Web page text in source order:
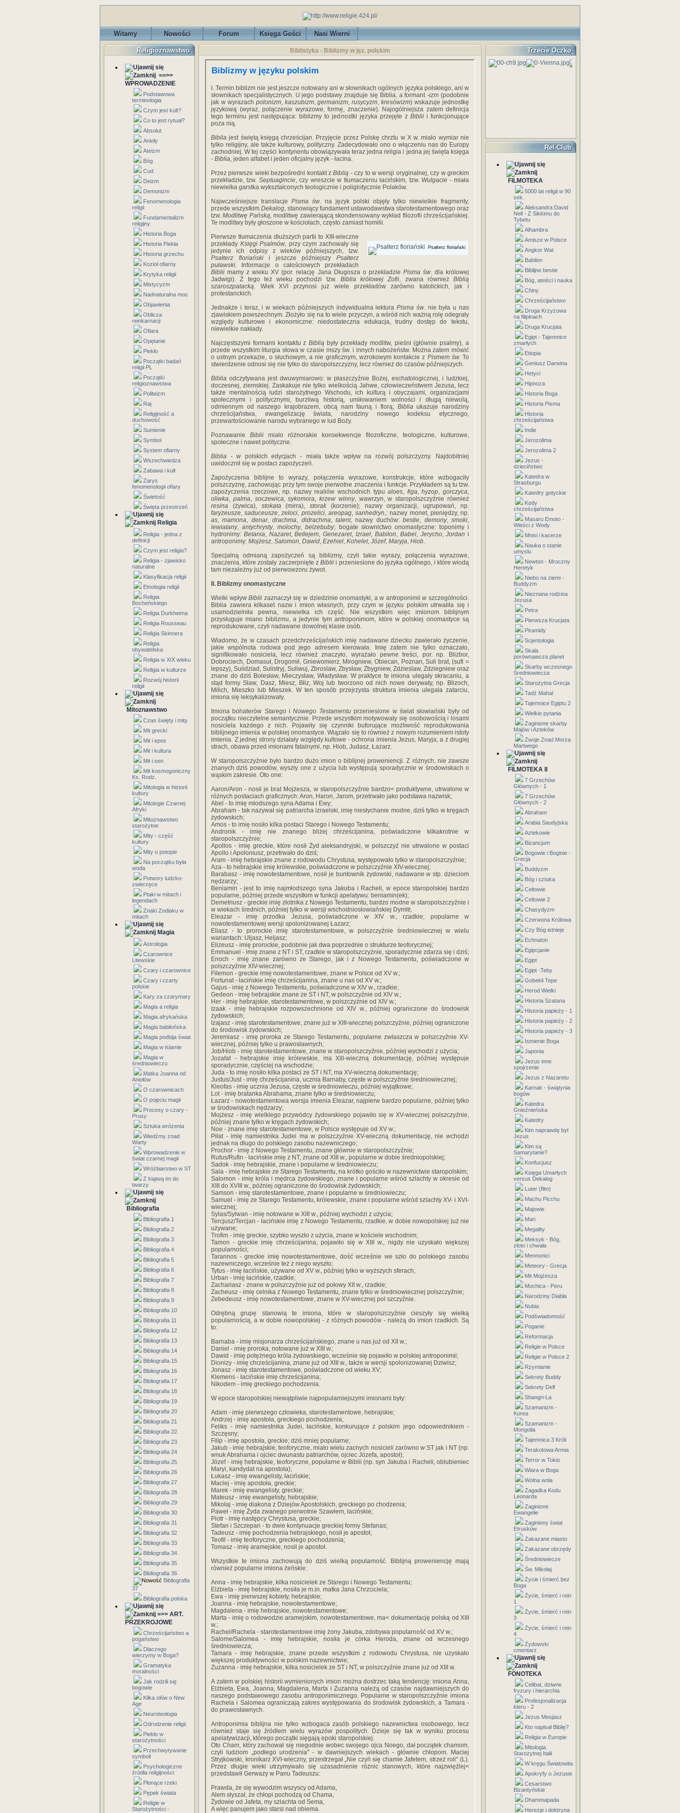
Witamy Nowości Forum Księga Gości Nasi Wierni
Religioznawstwo
==>>
WPROWADZENIE
Podstawowa
terminologia
Czym jest kult?
Co to jest rytuał?
Absolut
Anioły
Ateizm
Bóg
Cud
Deizm
Demonizm
Fenomenologia
religii
Fundamentalizm
religijny
Historia Boga
Historia Piekła
Historia grzechu
Kozioł ofiarny
Krytyka religii
Mistycyzm
Nadnaturalna moc
Objawienia
Oblicza
reinkarnacji
Ofiara
Opętanie
Piekło
Początki badań
religii PL
Początki
religioznawstwa
Politeizm
Raj
Religijność a
duchowość
Sumienie
Symbol
System ofiarny
Wszechwiedza
Zabawa i kult
Zarys
fenomenologii ofiary
Świetość
Święta przestrzeń
Religia
Religia - jedna z
definicji
Czym jest religia?
Religia - zjawisko
naturalne
Klasyfikacja religii
Etnologia religii
Religia
Bocheńskiego
Religia Durkheima
Religia Rousseau
Religia Skinnera
Religia
obywatelska
Religia w XIX wieku
Religia w kulturze
Rozwój historii
religii
Mitoznawstwo
Czas święty i mity
Mit grecki
Mit i epos
Mit i kultura
Mit i sen
Mit kosmogoniczny
Ks. Rodz.
Mitologia w historii
kultury
Mitologie Czarnej
Afryki
Mitoznawstwo
starożytne
Mity - część
kultury
Mity o potopie
Na początku była
woda
Potwory ludzko-
zwierzęce
Ptaki w mitach i
legendach
Znaki Zodiaku w
mitach
Magia
Astrologia
Czarownice
Litewskie
Czary i czarownice
Czary i czarty
polskie
Kary za czarymary
Magia a religia
Magia afrykańska
Magia babilońska
Magia podbija świat
Magia w islamie
Magia w
średniowieczu
Matka Joanna od
Aniołów
O czarownicach
O pojęciu magii
Procesy o czary -
Prusy
Sztuka wróżenia
Wiedźmy znad
Warty
Wprowadzenie w
świat czarnej magii
Wróżbiarstwo w ST
Z klątwą im do
twarzy
Bibliografia
Bibliografia 1
Bibliografia 2
Bibliografia 3
Bibliografia 4
Bibliografia 5
Bibliografia 6
Bibliografia 7
Bibliografia 8
Bibliografia 9
Bibliografia 10
Bibliografia 11
Bibliografia 12
Bibliografia 13
Bibliografia 14
Bibliografia 15
Bibliografia 16
Bibliografia 17
Bibliografia 18
Bibliografia 19
Bibliografia 20
Bibliografia 21
Bibliografia 22
Bibliografia 23
Bibliografia 24
Bibliografia 25
Bibliografia 26
Bibliografia 27
Bibliografia 28
Bibliografia 29
Bibliografia 30
Bibliografia 31
Bibliografia 32
Bibliografia 33
Bibliografia 34
Bibliografia 35
Bibliografia 36
Bibliografia
37
Bibliografia polska
=>> ART.
PRZEKROJOWE
Chrześcijaństwo a
pogaństwo
Dlaczego
wierzymy w Boga?
Gramatyka
moralności
Jak rodzili się
bogowie
Kilka słów o New
Age
Neuroteologia
Odrodzenie religii
Piekło w
starożytności
Przechwytywanie
symboli
Psychologiczne
źródła religijności
Płonące rzeki
Pępek świata
Religie w
Starożytności -
Biblistyka - Biblizmy w jęz. polskim
Biblizmy w języku polskim
I. Termin biblizm nie jest jeszcze notowany ani w słownikach ogólnych języka polskiego, ani w
słownikach specjalistycznych. U jego podstawy znajduje się Biblia, a formant-izm (podobnie
jak w wyrazach polonizm, kaszubizm,germanizm,rusycyzm,kresówizm) wskazuje jednostkę
językową (wyraz, połączenie wyrazowe, formę, znaczenie). Najogólniejsza zatem definicja
tego terminu jest następująca: biblizmy to jednostki języka przejęte z Bibliii funkcjonujące
poza nią.
Biblia jest świętą księgą chrześcijan. Przyjęcie przez Polskę chrztu w X w. miało wymiar nie
tylko religijny, ale także kulturowy, polityczny. Zadecydowało ono o włączeniu nas do Europy
zachodniej. W tej części kontynentu obowiązywała teraz jedna religia i jedna jej święta księga
- Biblia, jeden alfabet i jeden oficjalny język - łacina.
Przez pierwsze wieki bezpośredni kontakt zBiblią - czy to w wersji oryginalnej, czy w greckim
przekładzie, tzw. Septuagincie, czy wreszcie w tłumaczeniu łacińskim, tzw. Wulgacie - miała
niewielka garstka wykształconych teologicznie i poliglotycznie Polaków.
Najwcześniejsze translacje Pisma św. na język polski objęły tylko niewielkie fragmenty,
przede wszystkim Dekalog, stanowiący fundament ustawodawstwa starotestamentowego oraz
tzw.Modlitwę Pańską, modlitwę zawierającą skondensowany wykład filozofii chrześcijańskiej.
Te modlitwy były głoszone w kościołach, często zamiast homilii.
Psałterz floriański
Pierwsze tłumaczenia dłuższych partii to XIII-wieczne
przekłady Księgi Psalmów, przy czym zachowały się
jedynie ich odpisy z wieków późniejszych, tzw.
Psałterz floriańskii jeszcze późniejszyPsałterz
puławski. Informacje o całościowych przekładach
Bibliimamy z wieku XV (por. relację Jana Długosza o przekładzie Pisma św. dla królowej
Jadwigi). Z tego też wieku pochodzi tzw. Biblia królowej Zofii, zwana również Biblią
szaroszpatacką. Wiek XVI przynosi już wiele przekładów zarówno katolickich, jak i
protestanckich.
Jednakże i teraz, i w wiekach późniejszych indywidualna lekturaPisma św. nie była u nas
zjawiskiem powszechnym. Złożyło się na to wiele przyczyn, a wśród nich ważną rolę odegrały
względy kulturowe i ekonomiczne: niedostateczna edukacja, trudny dostęp do tekstu,
niewielkie nakłady.
Najczęstszymi formami kontaktu zBiblią były przekłady modlitw, pieśni (głównie psalmy), a
przede wszystkim liturgia słowa w czasie mszy św. i innych nabożeństw. Można zatem mówić
o ustnym przekazie, o słuchowym, a nie graficznym, wzrokowym kontakcie z Pismem św.To
stwierdzenie odnosi się nie tylko do staropolszczyzny, lecz również do czasów późniejszych.
Biblia odczytywana jest dwuwymiarowo: w płaszczyźnie Bożej, eschatologicznej, i ludzkiej,
doczesnej, ziemskiej. Zaskakuje nie tylko wielkością Jahwe, człowieczeństwem Jezusa, lecz
także mentalnością ludzi starożytnego Wschodu, ich kulturą i obyczajami, organizacjami
społecznymi i politycznymi, burzliwą historią, umiłowaniem wolności i długą niewolą,
odmiennym od naszego krajobrazem, obcą nam fauną i florą; Bibliaukazuje narodziny
chrześcijaństwa, ewangelizację świata, narodziny nowego kodeksu etycznego,
przewartościowanie narodu wybranego w lud Boży.
Poznawanie Biblii miało różnorakie konsekwencje filozoficzne, teologiczne, kulturowe,
społeczne i nawet polityczne.
Biblia - w polskich edycjach - miała także wpływ na rozwój polszczyzny. Najdobitniej
uwidocznił się w postaci zapożyczeń.
Zapożyczenia biblijne to wyrazy, połączenia wyrazowe, konstrukcje, które wzbogaciły
polszczyznę, zachowując przy tym swoje pierwotne znaczenia i funkcje. Przykładem są tu tzw.
zapożyczenia rzeczowe, np. nazwy realiów wschodnich typualoes, figa,hyzop,gorczyca,
oliwka, palma, soczewica,sykomora,krzew winny, wawrzyn, w staropolszczyźnie również
resina (żywica), stokata(mirra),storak (korzenie); nazwy organizacji, ugrupowań, np.
faryzeusze,saduceusze,zeloci, prozelici, areopag,sanhedryn,: nazwy monet, pieniędzy, np.
as,mamona, denar,drachma, didrachma,talent, nazwy duchów:bestie, demony,smoki,
lewiatany,antychrysty,molochy,belzebuby; bogate słownictwo onomastyczne: toponimy i
hydronimy: Betania, Nazaret,Betlejem,Genezaret,Izrael, Babilon, Babel, Jerycho,Jordan i
antroponimy: Mojżesz, Salomon, Dawid, Ezehiel, Kohelet, Józef, Maryja, Hiob.
Specjalną odmianą zapożyczeń są biblizmy, czyli takie wyrazy, połączenia wyrazowe,
znaczenia, które zostały zaczerpnięte zBiblii i przeniesione do języka ogólnego, i które wiodą
tam niezależny już od pierwowzoru żywot.
II. Biblizmy onomastyczne
Wielki wpływBiblii zaznaczył się w dziedzinie onomastyki, a w antroponimii w szczególności.
Biblia zawiera kilkaset nazw i imion własnych, przy czym w języku polskim utrwaliła się i
usamodzielniła pewna, niewielka ich część. Nie wszystkim więc imionom biblijnym
przysługuje miano biblizmu, a jedynie tym antroponimom, które w polskiej onomastyce są
reprodukowane, czyli nadawane dowolnej klasie osób.
Wiadomo, że w czasach przedchrześcijańskich imię nadawane dziecku zawierało życzenie,
jakie wspólnota rodowa pod jego adresem kierowała. Imię zatem nie tylko oznaczało,
signifikowało nosiciela, lecz również znaczyło, wyrażało pewne treści, por. np. Blizbor,
Dobrociech, Domasuł, Drogomił, Gniewomierz, Mirogniew, Obiecan, Poznan, Suli brat, (sufi =
lepszy), Suiidziad, Sulistryj, Suliwuj, Zbroslaw, Zbysław, Zbygniew, Zdzieslaw, Zdziegniew oraz
znane do dziś Bolesław, Mieczysław, Władysław. W praktyce te imiona ulegały skracaniu, a
stąd formy Sław, Dasz, Miesz, Błiz, Woj lub tworzono od nich nowe derywaty, np. Blizoch,
Milich, Mieszko lub Mieszek. W ten sposób przejrzysta struktura imienia ulegała zatarciu,
imiona się leksykalizowały.
Imiona bohaterów StaregoiNowego Testamentuprzeniesione w świat słowiański były od
początku nieczytelne semantycznie. Przede wszystkim motywowały się osobowością i losami
nosiciela każdego z nich. Pojawiły się czynniki buforujące możliwość reprodukowania
biblijnego imienia w polskiej onomastyce. Wiązało się to również z nowym rozumieniem istoty
imienia. Z jednej strony działały względy kultowe - ochrona imienia Jezus, Maryja, a z drugiej
strach, obawa przed imionami fatalnymi, np. Hiob, Judasz, Łazarz.
W staropolszczyźnie było bardzo dużo imion o biblijnej proweniencji. Z różnych, nie zawsze
znanych dziś powodów, wyszły one z użycia lub występują sporadycznie w środowiskach o
wąskim zakresie. Oto one:
Aaron/Aron - nosił je brat Mojżesza, w staropolszczyźnie bardzo< produktywne, utrwalone w
różnych postaciach graficznych: Aron, Haron, Jarom, przetrwało jako podstawa nazwisk;
Abel - to imię młodszego syna Adama i Ewy;
Abraham - tak nazywał się patriarcha izraelski, imię niesłychanie modne, dziś tylko w kręgach
żydowskich;
Amos - to imię nosiło kilka postaci Starego i Nowego Testamentu;
Andronik - imię nie znanego bliżej chrześcijanina, poświadczone kilkakrotnie w
staropolszczyźnie;
Apollos - imię greckie, które nosił Żyd aleksandryjski, w polszczyź nie utrwalone w postaci
Apollo i Apoloniusz, przetrwało do dziś;
Aram - imię hebrajskie znane z rodowodu Chrystusa, występowało tylko w staropolszczyźnie;
Aza - to hebrajskie imię królewskie, poświadczone w polszczyźnie XIV-wiecznej;
Barabasz - imię nowotestamentowe, nosił je buntownik żydowski, nadawane w stp. dzieciom
nędzarzy;
Beniamin - jest to imię najmłodszego syna Jakuba i Racheli, w epoce staropolskiej bardzo
popularne, później przede wszystkim w funkcji apelatywu: beniamin(ek);
Demetriusz - greckie imię złotnika z Nowego Testamentu, bardzo modne w staropolszczyźnie i
w wiekach średnich, później tylko w wersji wschodniosłowiańskiej Dymitr,
Eleazar - imię przodka Jezusa, poświadczone w XIV w., rzadkie; popularne w
nowotestamentowej wersji spolonizowanej Łazarz;
Eliasz - to prorockie imię starotestamentowe, w polszczyźnie średniowiecznej w wielu
wariantach: Uljasz, Heljasz;
Elizeusz - imię prorockie, podobnie jak dwa poprzednie o strukturze teoforycznej;
Emmanuel - imię znane z NT i ST, rzadkie w staropolszczyźnie, sporadycznie zdarza się i dziś;
Enoch - imię znane zarówno ze Starego, jak i z Nowego Testamentu, poświadczone w
polszczyźnie XIV-wiecznej;
Filemon - greckie imię nowotestamentowe, znane w Polsce od XV w.;
Fortunat - łacińskie imię chrześcijanina, znane u nas od XV w.;
Gajus - imię z Nowego Testamentu, poświadczone w XIV w., rzadkie;
Gedeon - imię hebrajskie znane ze ST i NT, w polszczyźnie od XIV w.;
Her - imię hebrajskie, starotestamentowe, w polszczyźnie od XIV w.;
Izaak - imię hebrajskie rozpowszechnione od XIV w., później ograniczone do środowisk
żydowskich;
Izajasz - imię starotestamentowe, znane już w XIII-wiecznej polszczyźnie, później ograniczone
do środowisk żydowskich;
Jeremiasz - imię proroka ze Starego Testamentu, popularne zwłaszcza w polszczyźnie XV-
wiecznej, później tylko u prawosławnych;
Job/Hiob - imię starotestamentowe, znane w staropolszczyźnie, później wychodzi z użycia;
Jozafat - hebrajskie imię królewskie, ma Xlll-wieczną dokumentację, później występuje
sporadycznie, częściej na wschodzie;
Juda - to imię nosiło kilka postaci ze ST i NT, ma XV-wieczną dokumentację;
Justus/Just - imię chrześcijanina, ucznia Barnaby, częste w polszczyźnie średniowiecznej;
Kleofas - imię ucznia Jezusa, częste w średniowieczu, później wyjątkowe;
Lot - imię bratanka Abrahama, znane tylko w średniowieczu;
Łazarz - nowotestamentowa wersja imienia Eleazar, najpierw bardzo popularne, później tylko
w środowiskach nędzarzy;
Mojżesz - imię wielkiego przywódcy żydowskiego pojawiło się w XV-wiecznej polszczyźnie,
później znane tylko w kręgach żydowskich;
Noe - znane imię starotestamentowe, w Polsce występuje od XV w.;
Piłat - imię namiestnika Judei ma w polszczyźnie XV-wieczną dokumentację, nie wchodzi
jednak na długo do polskiego zasobu nazewniczego;
Prochor - imię z Nowego Testamentu, znane głównie w staropolszczyźnie;
Rufus/Rufin - łacińskie imię z NT, znane od XIII w., popularne w dobie średniopolskiej;
Sadok - imię hebrajskie, znane i popularne w średniowieczu;
Sala - imię hebrajskie ze Starego Testamentu, na krótko gościło w nazewnictwie staropolskim;
Salomon - imię króla i mędrca żydowskiego, znane i popularne wśród szlachty w okresie od
XIII do XVIII w., później ograniczone do środowisk żydowskich;
Samson - imię starotestamentowe, znane i popularne w średniowieczu;
Samuel - imię ze Starego Testamentu, królewskie, znane i popularne wśród szlachty XV- i XVI-
wiecznej;
Sylas/Sylwan - imię notowane w XIII w., później wychodzi z użycia;
Tercjusz/Tercjan - łacińskie imię z Nowego Testamentu, rzadkie, w dobie nowopolskiej już nie
używane;
Trofim - imię greckie, szybko wyszło z użycia, znane w kościele wschodnim;
Tamon - greckie imię chrześcijanina, pojawiło się w XIII w., nigdy nie uzyskało większej
popularności;
Tarannos - greckie imię nowotestamentowe, dość wcześnie we szło do polskiego zasobu
nazewniczego, wcześnie też z niego wyszło;
Tytus - imię łacińskie, używane od XV w., później tylko w wyższych sferach;
Urban - imię łacińskie, rzadkie;
Zachariasz - znane w polszczyźnie już od połowy XII w., rzadkie;
Zacheusz - imię celnika z Nowego Testamentu, znane tylko w średniowiecznej polszczyźnie;
Zebedeusz - imię nowotestamentowe, znane w XV-wiecznej pol szczyźnie.
Odrębną grupę stanowią te imiona, które w staropolszczyźnie cieszyły się wielką
popularnością, a w dobie nowopolskiej - z różnych powodów - należą do imion rzadkich. Są
to:
Barnaba - imię misjonarza chrześcijańskiego, znane u nas już od XII w.;
Daniel - imię proroka, notowane już w XIII w.;
Dawid - imię potężnego króla żydowskiego, wcześnie się pojawiło w polskiej antroponimii;
Dionizy - imię chrześcijanina, znane już od XIII w., także w wersji spolonizowanej Dziwisz;
Jonasz - imię starotestamentowe, poświadczone od wieku XV;
Klemens - łacińskie imię chrześcijanina;
Nikodem - imię greckiego pochodzenia.
W epoce staropolskiej niewątpliwie najpopularniejszymi imionami były:
Adam - imię pierwszego człowieka, starotestamentowe, hebrajskie;
Andrzej - imię apostoła, greckiego pochodzenia;
Feliks - imię namiestnika Judei, łacińskie, konkurujące z polskim jego odpowiednikiem -
Szczęsny;
Filip - imię apostoła, greckie; dziś mniej popularne;
Jakub - imię hebrajskie, teoforyczne, miało wielu zacnych nosicieli zarówno w ST jak i NT (np.
wnuk Abrahama i ojciec dwunastu patriarchów, ojciec Józefa, apostoł);
Józef - imię hebrajskie, teoforyczne, popularne w Biblii (np. syn Jakuba i Racheli, oblubieniec
Maryi, kandydat na apostoła);
Łukasz - imię ewangelisty, łacińskie;
Maciej - imię apostoła, greckie;
Marek - imię ewangelisty, greckie;
Mateusz - imię ewangelisty, hebrajskie;
Mikołaj - imię diakona z Dziejów Apostolskich, greckiego po chodzenia;
Paweł - imię Żyda zwanego pierwotnie Szawłem, łacińskie;
Piotr - imię następcy Chrystusa, greckie;
Stefan i Szczepan - to dwie kontynuacje greckiej formy Stefanas;
Tadeusz - imię pochodzenia hebrajskiego, nosił je apostoł;
Teofil - imię teoforyczne, greckiego pochodzenia;
Tomasz - imię aramejskie, nosił je apostoł.
Wszystkie te imiona zachowują do dziś wielką popularność. Biblijną proweniencję mają
również popularne imiona żeńskie:
Anna - imię hebrajskie, kilka nosicielek ze Starego i Nowego Testamentu;
Elżbieta - imię hebrajskie, nosiła je m.in. matka Jana Chrzciciela;
Ewa - imię pierwszej kobiety, hebrajskie;
Joanna - imię hebrajskie, nowotestamentowe;
Magdalena - imię hebrajskie, nowotestamentowe;
Marta - imię o rodowodzie aramejskim, nowotestamentowe, ma< dokumentację polską od XIII
w.;
Rachel/Rachela - starotestamentowe imię żony Jakuba, zdobywa popularność od XV w.;
Salome/Salomea - imię hebrajskie, nosiła je córka Heroda, znane od wczesnego
średniowiecza;
Tamara - imię hebrajskie, znane przede wszystkim z rodowodu Chrystusa, nie uzyskało
większej produktywności w polskim nazewnictwie;
Zuzanna - imię hebrajskie, kilka nosicielek ze ST i NT, w polszczyźnie znane już od XIII w.
A zatem w polskiej historii wymienionych imion można dostrzec taką tendencję: imiona Anna,
Elżbieta, Ewa, Joanna, Magdalena, Marta i Zuzanna należą od czasów najdawniejszych do
naszego podstawowego zasobu antroponimicznego. Popularne w staropolszczyźnie imiona
Rachela i Salomea ograniczają zakres występowania do środowisk żydowskich, a Tamara -
do prawosławnych.
Antroponimia biblijna nie tylko wzbogaca zasób polskiego nazewnictwa osobowego, lecz
również staje się źródłem wielu wyrazów pospolitych. Dzieje się tak w wyniku procesu
apelatywizacji, którego początki sięgają epoki staropolskiej.
Oto Cham, który zachował się niegodnie wobec swojego ojca Noego, dał początek chamom,
czyli ludziom „podłego urodzenia" - w dawniejszych wiekach - głównie chłopom. Maciej
Stryjkowski, kronikarz XVI-wieczny, przestrzegał „Nie czyń się chamie Jafetem, strzeż roli" (L).
Przez długie wieki utrzymywało się uzasadnienie różnic stanowych, które najzwięźlej<
przedstawił Gerwazy w Panu Tadeuszu:
Prawda, że się wywodzim wszyscy od Adama,
Alem słyszał, że chłopi pochodzą od Chama,
Żydowie od Jafeta, my szlachta od Sema,
A więc panujem jako starsi nad obiema.
Trzecie Oczko
Rel-Club
FILMOTEKA
5000 lat religii w 90
sek.
Aleksandra David
Nell - Z Sikkimu do
Tybetu
Alhambra
Amisze w Polsce
Angkor Wat
Babilon
Biblijne bestie
Bóg, ateiści i nauka
Chiny
Chrześcijaństwo
Droga Krzyżowa
na filipinach
Druga Krucjata
Egipt - Tajemnice
zmarłych
Etiopia
Geniusz Darwina
Hetyci
Hipnoza
Historia Boga
Historia Pisma
Historia
chrześcijaństwa
Indie
Jerozolima
Jerozolima 2
Jezus -
dzieciństwo
Katedra w
Strasburgu
Katedry gotyckie
Kody
chrześcijaństwa
Masaru Emoto -
Wieści z Wody
Mnisi i kacerze
Nauka o stanie
umyslu
Newton - Mroczny
Heretyk
Niebo na ziemi -
Buddyzm
Nieznana rodzina
Jezusa
Petra
Pierwsza Krucjata
Piramidy
Scjentologia
Skala
porównawcza planet
Skarby wczesnego
Średniowiecza
Starożytna Grecja
Tadź Mahal
Tajemnice Egiptu 2
Wielkie pytania
Zaginione skarby
Majów i Azteków
Zwoje Znad Morza
Martwego
FILMOTEKA II
7 Grzechów
Głównych - 1
7 Grzechów
Głównych - 2
Abraham
Arabia Saudyjska
Aztekowie
Bizancjum
Bogowie i Boginie -
Grecja
Buddyzm
Bóg i sztuka
Celtowie
Celtowie 2
Chasydyzm
Czerwona Królowa
Czy Bóg istnieje
Echnaton
Egipcjanie
Egipt
Egipt -Teby
Gobekli Tepe
Herod Wielki
Historia Szatana
Historia papieży - 1
Historia papieży - 2
Historia papieży - 3
Istnienie Boga
Japonia
Jezus inne
spojrzenie
Jezus z Nazaretu
Karnak - świątynia
bogów
Katedra
Gnieźnieńska
Katedry
Kim naprawdę był
Jezus
Kim są
Samarytanie?
Konfucjusz
Księga Umarłych
versus Dekalog
Luter (film)
Machu Picchu
Majowie
Mari
Megality
Meksyk - Bóg,
złoto i chwała
Mennonici
Meteory - Grecja
Mit Mojżesza
Mochica - Peru
Narodziny Diabła
Nubia
Podświadomość
Poganie
Reformacja
Religie w Polsce
Religie w Polsce 2
Rzymianie
Sekrety Buddy
Sekrety Delf
Shangri-La
Szamanizm -
Korea
Szamanizm -
Mongolia
Tajemnica 3 Króli
Terakotowa Armia
Terror w Tokio
Wiara w Boga
Wolna wola
Zagadka Kodu
Leonarda
Zaginione
Ewangelie
Zaginiony świat
Etrusków
Zakazane miasto
Zakazane obrzędy
Średniowiecze
Św. Mikołaj
Życie i śmierć bez
Boga
Życie, śmierć i rein
1
Życie, śmierć i rein
3
Życie, śmierć i rein
4
Żydowski
cmentarz
FONOTEKA
Celibat, dziwne
fryzury i hierarchia
Profesjonalizacja
kleru - 2
Jezus Mesjasz
Kto napisał Biblię?
Religia w Europie
Mitologia
Starożytnej Italii
W kręgu Światowita
Apokryfy o Jezusie
Cesarstwo
Bizantyńskie
Dhammapada
Herezje i doktryna